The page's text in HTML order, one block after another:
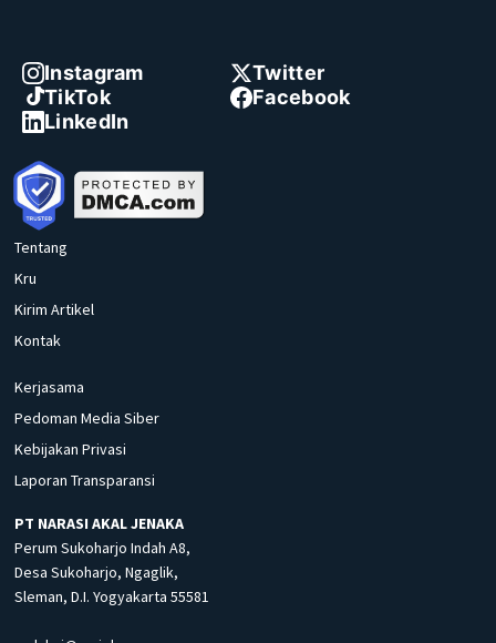
Instagram
Twitter
TikTok
Facebook
LinkedIn
Tentang
Kru
Kirim Artikel
Kontak
Kerjasama
Pedoman Media Siber
Kebijakan Privasi
Laporan Transparansi
PT NARASI AKAL JENAKA
Perum Sukoharjo Indah A8,
Desa Sukoharjo, Ngaglik,
Sleman, D.I. Yogyakarta 55581